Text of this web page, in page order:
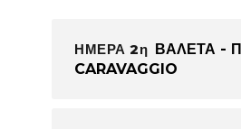
ΗΜΕΡΑ 2η ΒΑΛΕΤΑ -
CARAVAGGIO